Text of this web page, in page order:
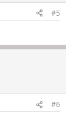
#5
#6